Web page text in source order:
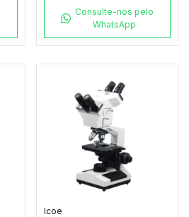
Consulte-nos pelo
WhatsApp
Icoe